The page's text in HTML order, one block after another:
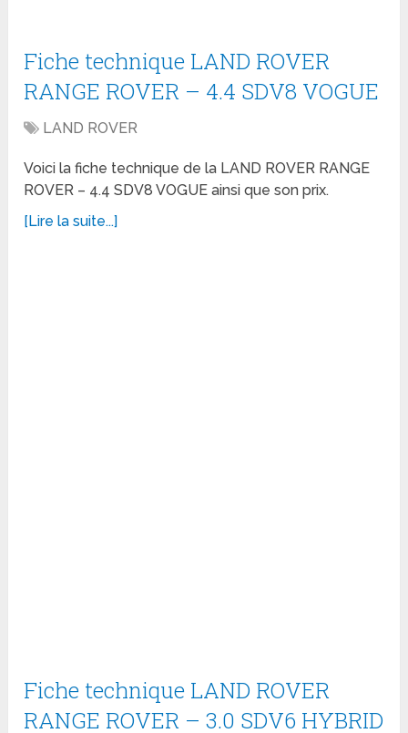
Fiche technique LAND ROVER
RANGE ROVER – 4.4 SDV8 VOGUE
LAND ROVER
Voici la fiche technique de la LAND ROVER RANGE
ROVER – 4.4 SDV8 VOGUE ainsi que son prix.
[Lire la suite...]
Fiche technique LAND ROVER
RANGE ROVER – 3.0 SDV6 HYBRID